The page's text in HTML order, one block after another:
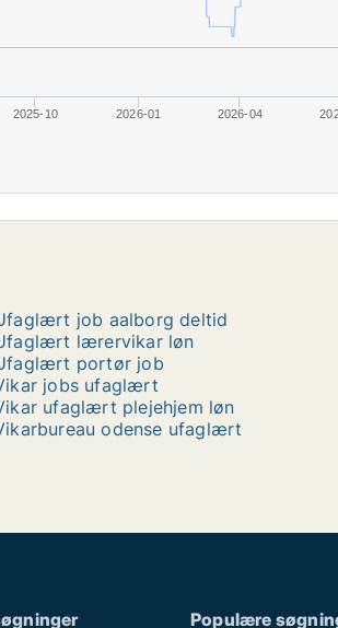
2025-10 2026-01 2026-04
job aalborg deltid
lærervikar løn
portør job
jobs ufaglært
ufaglært plejehjem løn
odense ufaglært
Populære